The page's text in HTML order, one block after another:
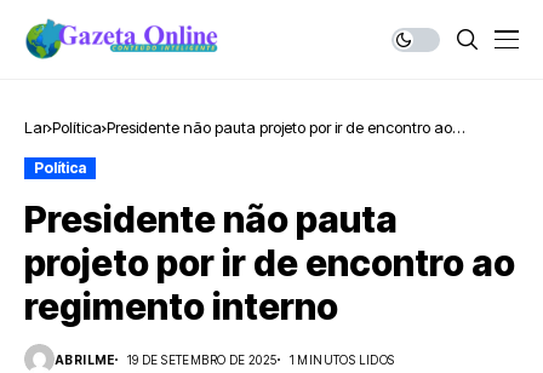
Lar Política Presidente não pauta projeto por ir de encontro ao
Política
Presidente não pauta
projeto por ir de encontro ao
regimento interno
ABRILME 19 DE SETEMBRO DE 2025
1 MINUTOS LIDOS